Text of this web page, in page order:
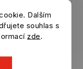
Dalším
souhlas s
zde.
DETAIL